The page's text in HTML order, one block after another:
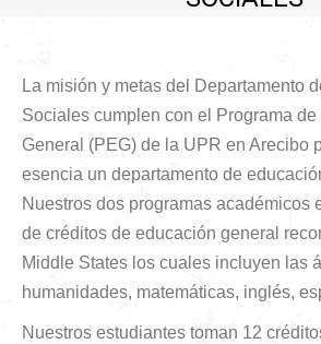
La misión y metas del Departamento
Sociales cumplen con el Programa
General (PEG) de la UPR en Arecibo
esencia un departamento de
Nuestros dos programas académicos
de créditos de educación general
Middle States los cuales incluyen las
humanidades, matemáticas, inglés,
Nuestros estudiantes toman 12